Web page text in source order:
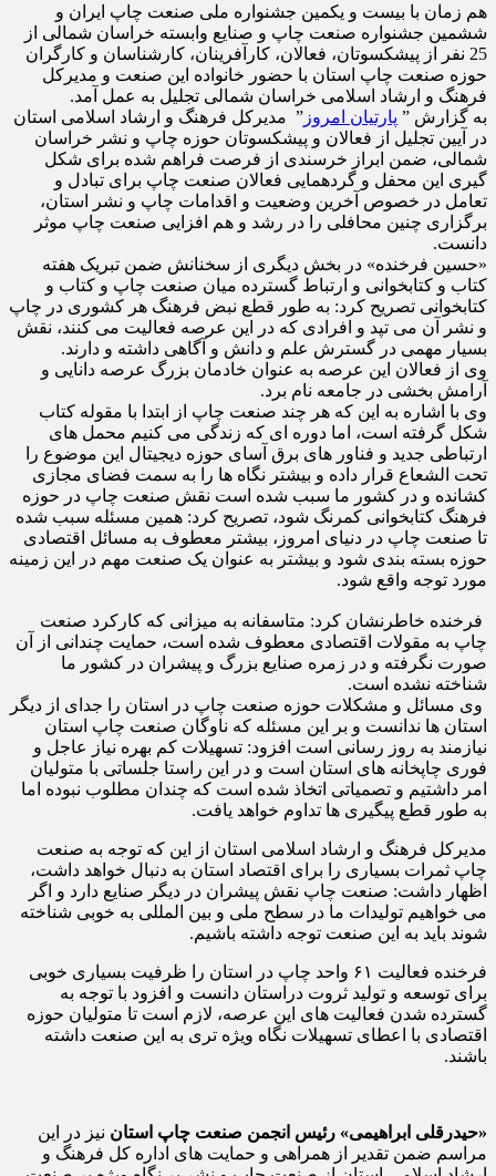
هم زمان با بیست و یکمین جشنواره ملی صنعت چاپ ایران و
ششمین جشنواره صنعت چاپ و صنایع وابسته خراسان شمالی از
25 نفر از پیشکسوتان، فعالان، کارآفرینان، کارشناسان و کارگران
حوزه صنعت چاپ استان با حضور خانواده این صنعت و مدیرکل
فرهنگ و ارشاد اسلامی خراسان شمالی تجلیل به عمل آمد.
به گزارش ” پارتیان امروز ” مدیرکل فرهنگ و ارشاد اسلامی استان
در آیین تجلیل از فعالان و پیشکسوتان حوزه چاپ و نشر خراسان
شمالی، ضمن ابراز خرسندی از فرصت فراهم شده برای شکل
گیری این محفل و گردهمایی فعالان صنعت چاپ برای تبادل و
تعامل در خصوص آخرین وضعیت و اقدامات چاپ و نشر استان،
برگزاری چنین محافلی را در رشد و هم افزایی صنعت چاپ موثر
دانست.
«حسین فرخنده» در بخش دیگری از سخنانش ضمن تبریک هفته
کتاب و کتابخوانی و ارتباط گسترده میان صنعت چاپ و کتاب و
کتابخوانی تصریح کرد: به طور قطع نبض فرهنگ هر کشوری در چاپ
و نشر آن می تپد و افرادی که در این عرصه فعالیت می کنند، نقش
بسیار مهمی در گسترش علم و دانش و آگاهی داشته و دارند.
وی از فعالان این عرصه به عنوان خادمان بزرگ عرصه دانایی و
آرامش بخشی در جامعه نام برد.
وی با اشاره به این که هر چند صنعت چاپ از ابتدا با مقوله کتاب
شکل گرفته است، اما دوره ای که زندگی می کنیم محمل های
ارتباطی جدید و فناور های برق آسای حوزه دیجیتال این موضوع را
تحت الشعاع قرار داده و بیشتر نگاه ها را به سمت فضای مجازی
کشانده و در کشور ما سبب شده است نقش صنعت چاپ در حوزه
فرهنگ کتابخوانی کمرنگ شود، تصریح کرد: همین مسئله سبب شده
تا صنعت چاپ در دنیای امروز، بیشتر معطوف به مسائل اقتصادی
حوزه بسته بندی شود و بیشتر به عنوان یک صنعت مهم در این زمینه
مورد توجه واقع شود.
فرخنده خاطرنشان کرد: متاسفانه به میزانی که کارکرد صنعت
چاپ به مقولات اقتصادی معطوف شده است، حمایت چندانی از آن
صورت نگرفته و در زمره صنایع بزرگ و پیشران در کشور ما
شناخته نشده است.
وی مسائل و مشکلات حوزه صنعت چاپ در استان را جدای از دیگر
استان ها ندانست و بر این مسئله که ناوگان صنعت چاپ استان
نیازمند به روز رسانی است افزود: تسهیلات کم بهره نیاز عاجل و
فوری چاپخانه های استان است و در این راستا جلساتی با متولیان
امر داشتیم و تصمیاتی اتخاذ شده است که چندان مطلوب نبوده اما
به طور قطع پیگیری ها تداوم خواهد یافت.
مدیرکل فرهنگ و ارشاد اسلامی استان از این که توجه به صنعت
چاپ ثمرات بسیاری را برای اقتصاد استان به دنبال خواهد داشت،
اظهار داشت: صنعت چاپ نقش پیشران در دیگر صنایع دارد و اگر
می خواهیم تولیدات ما در سطح ملی و بین المللی به خوبی شناخته
شوند باید به این صنعت توجه داشته باشیم.
فرخنده فعالیت ۶۱ واحد چاپ در استان را ظرفیت بسیاری خوبی
برای توسعه و تولید ثروت دراستان دانست و افزود با توجه به
گسترده شدن فعالیت های این عرصه، لازم است تا متولیان حوزه
اقتصادی با اعطای تسهیلات نگاه ویژه تری به این صنعت داشته
باشند.
«حیدرقلی ابراهیمی» رئیس انجمن صنعت چاپ استان نیز در این
مراسم ضمن تقدیر از همراهی و حمایت های اداره کل فرهنگ و